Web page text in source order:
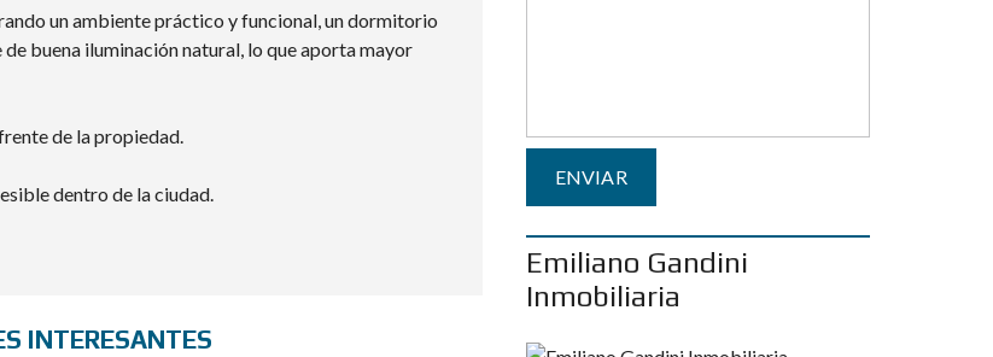
un ambiente práctico y funcional, un dormitorio
buena iluminación natural, lo que aporta mayor
de la propiedad.
dentro de la ciudad.
INTERESANTES
Emiliano Gandini
Inmobiliaria